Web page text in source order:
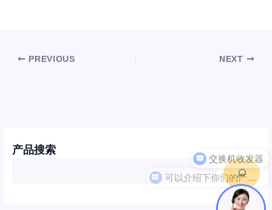
产品搜索
PREVIOUS NEXT
可以介绍下你们的产品么